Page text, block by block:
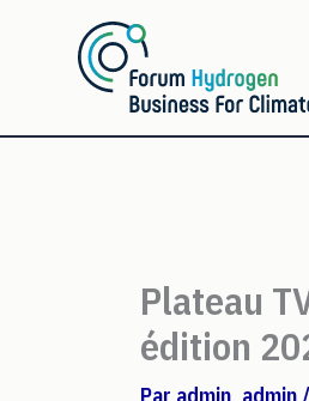
Plateau
édition
Par admin_admin /